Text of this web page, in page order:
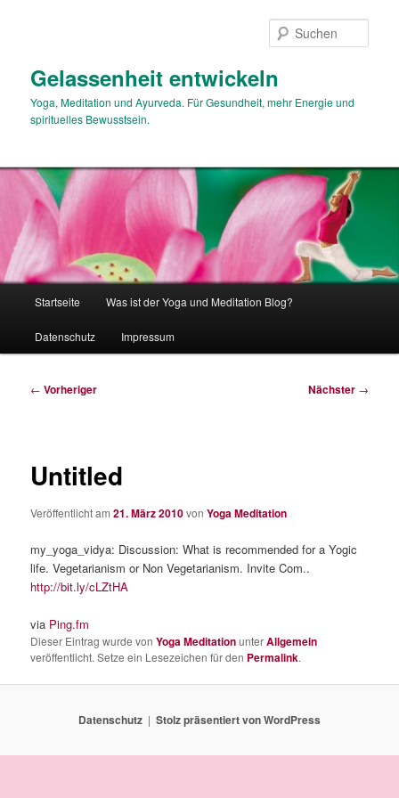
Gelassenheit entwickeln
Yoga, Meditation und Ayurveda. Für Gesundheit, mehr Energie und
spirituelles Bewusstsein.
Startseite Was ist der Yoga und Meditation Blog?
Datenschutz Impressum
Beitragsnavigation
← Vorheriger Nächster →
Untitled
Veröffentlicht am21. März 2010vonYoga Meditation
my_yoga_vidya: Discussion: What is recommended for a Yogic
life. Vegetarianism or Non Vegetarianism. Invite Com..
http://bit.ly/cLZtHA
via Ping.fm
Dieser Eintrag wurde vonYoga MeditationunterAllgemein
veröffentlicht. Setze ein Lesezeichen für den Permalink.
Datenschutz Stolz präsentiert von WordPress